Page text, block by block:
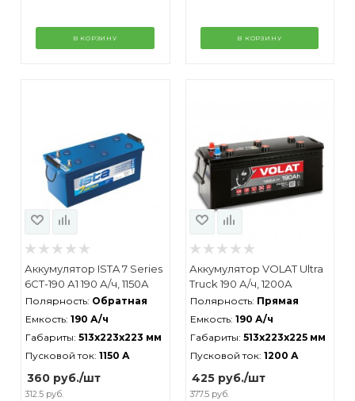
В КОРЗИНУ В КОРЗИНУ
Аккумулятор ISTA 7 Series
6СТ-190 А1 190 А/ч, 1150А
Полярность: Обратная
Емкость: 190 А/ч
Габариты: 513x223x223 мм
Пусковой ток: 1150 А
360 руб./шт
312.5 руб.
Аккумулятор VOLAT Ultra
Truck 190 А/ч, 1200А
Полярность: Прямая
Емкость: 190 А/ч
Габариты: 513x223x225 мм
Пусковой ток: 1200 А
425руб./шт
377.5 руб.